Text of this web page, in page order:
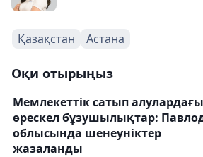
Қазақстан Астана
Оқи отырыңыз
Мемлекеттік сатып алулардағы
өрескел бұзушылықтар:
облысында шенеуніктер
жазаланды